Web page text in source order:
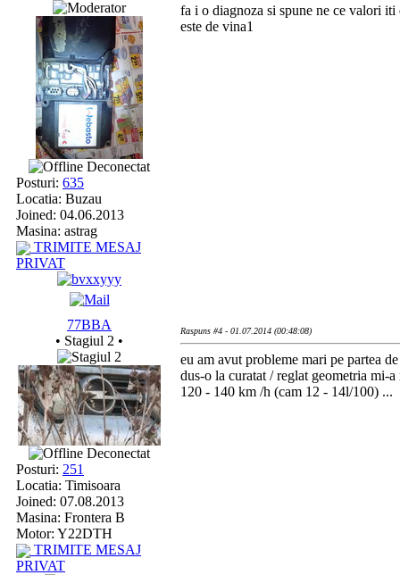
Deconectat
Posturi: 635
Locatia: Buzau
Joined: 04.06.2013
Masina: astrag
TRIMITE MESAJ
PRIVAT
fa i o diagnoza si spune ne ce valori
este de vina1
77BBA
• Stagiul 2 •
Deconectat
Posturi: 251
Locatia: Timisoara
Joined: 07.08.2013
Masina: Frontera B
Motor: Y22DTH
TRIMITE MESAJ
PRIVAT
Raspuns #4 - 01.07.2014 (00:48:08)
eu am avut probleme mari pe partea
dus-o la curatat / reglat geometria mi-
120 - 140 km /h (cam 12 - 14l/100) ...